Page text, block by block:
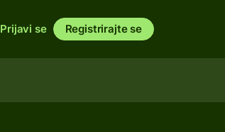
Prijavi se Registrirajte se